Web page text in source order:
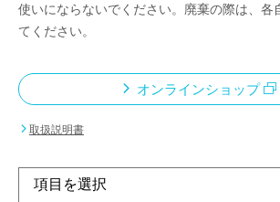
使いにならないでください。廃棄の際は、各
てください。
オンラインショップ
取扱説明書